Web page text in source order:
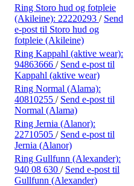
Ring Storo hud og fotpleie
(Akileine): 22220293 / Send
e-post til Storo hud og
fotpleie (Akileine)
Ring Kappahl (aktive wear):
94863666 / Send e-post til
Kappahl (aktive wear)
Ring Normal (Alama):
40810255 / Send e-post til
Normal (Alama)
Ring Jernia (Alanor):
22710505 / Send e-post til
Jernia (Alanor)
Ring Gullfunn (Alexander):
940 08 630 / Send e-post til
Gullfunn (Alexander)